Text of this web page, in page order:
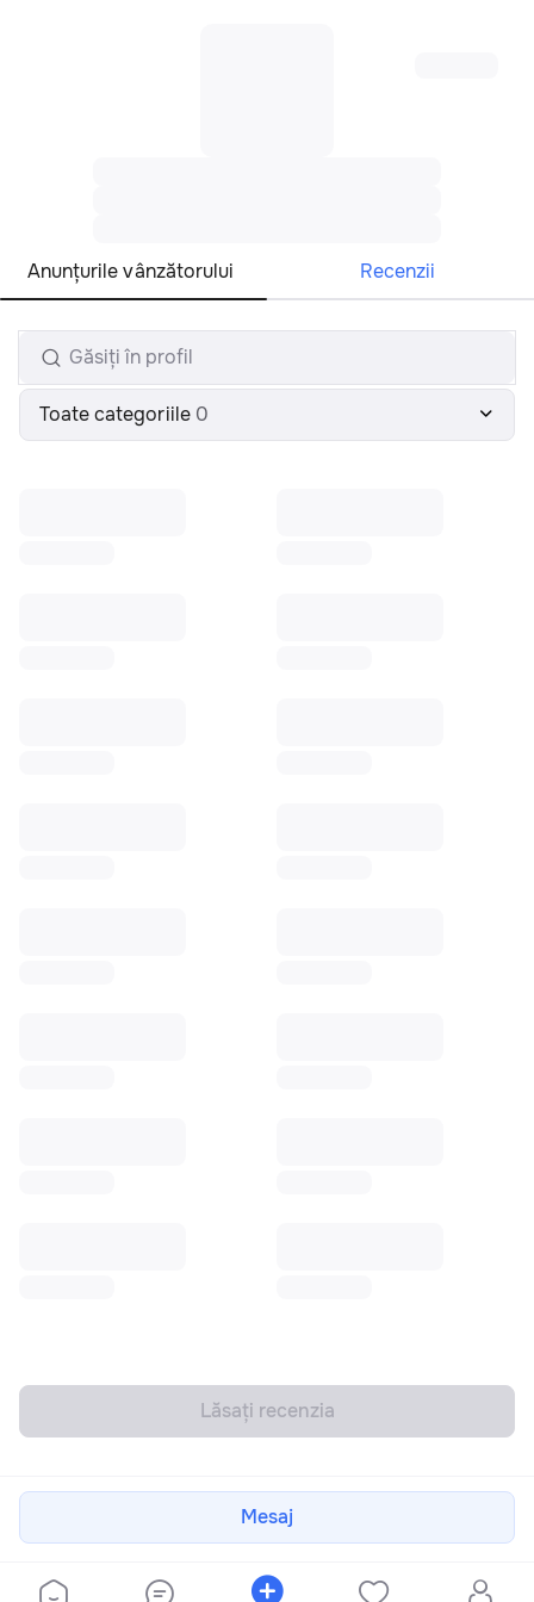
Anunțurile vânzătorului Recenzii
Toate categoriile 0
Lăsați recenzia
Mesaj